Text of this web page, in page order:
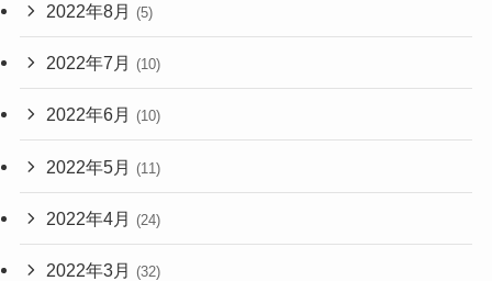
2022年8月 (5)
2022年7月 (10)
2022年6月 (10)
2022年5月 (11)
2022年4月 (24)
2022年3月 (32)